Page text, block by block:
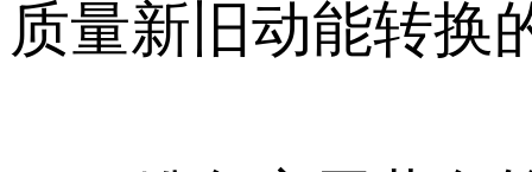
质量新旧动能转换的